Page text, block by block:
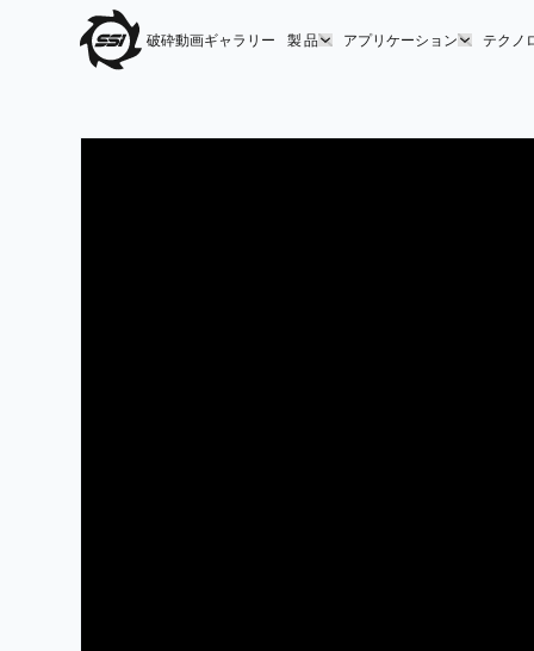
破砕動画ギャラリー 製 品 アプリケーション テクノ